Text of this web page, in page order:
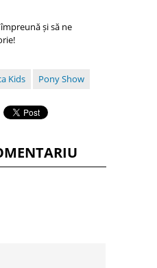
și să ne
Kids Pony Show